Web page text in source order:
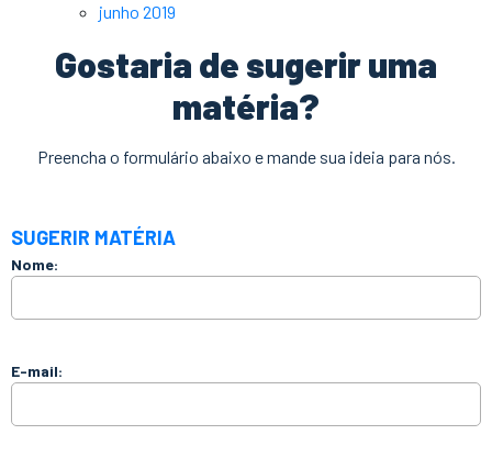
junho 2019
Gostaria de sugerir uma
matéria?
Preencha o formulário abaixo e mande sua ideia para nós.
SUGERIR MATÉRIA
Nome:
E-mail: